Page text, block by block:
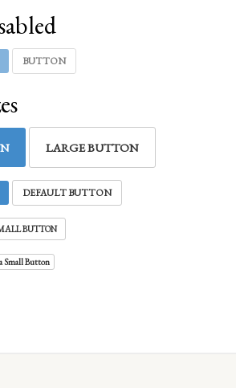
BUTTON
LARGE BUTTON
DEFAULT BUTTON
BUTTON
Small Button